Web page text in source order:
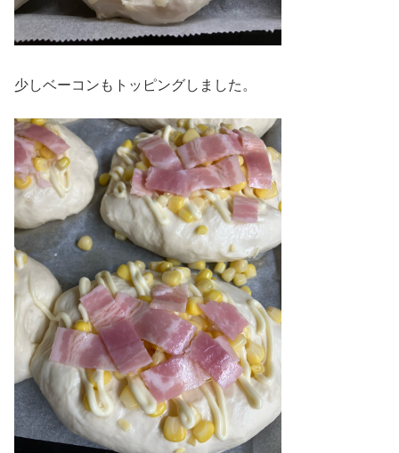
少しベーコンもトッピングしました。